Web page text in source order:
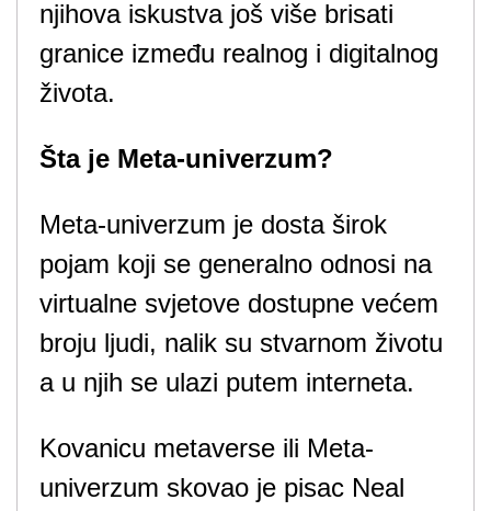
njihova iskustva još više brisati
granice između realnog i digitalnog
života.
Šta je Meta-univerzum?
Meta-univerzum je dosta širok
pojam koji se generalno odnosi na
virtualne svjetove dostupne većem
broju ljudi, nalik su stvarnom životu
a u njih se ulazi putem interneta.
Kovanicu metaverse ili Meta-
univerzum skovao je pisac Neal